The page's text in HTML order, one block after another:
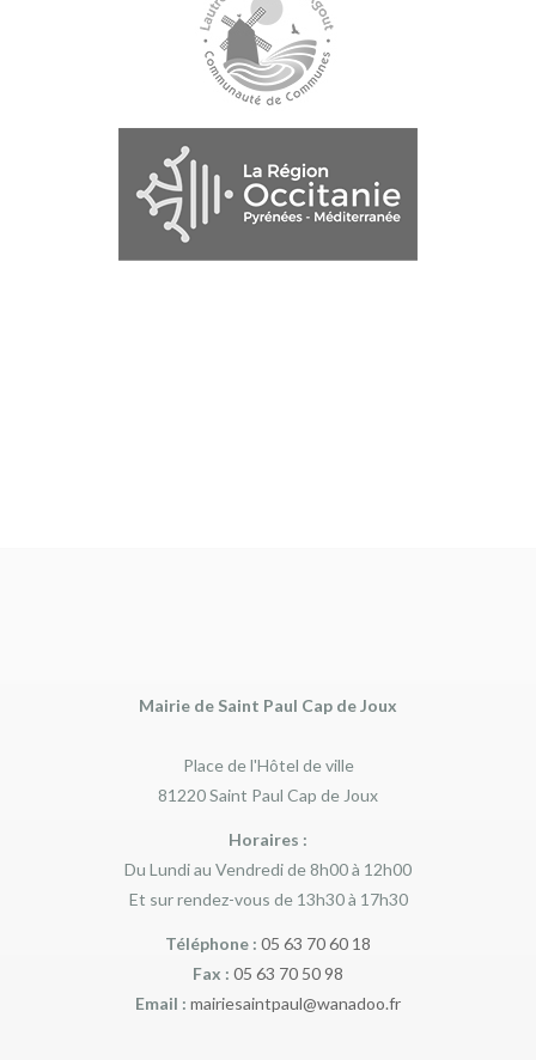
Mairie de Saint Paul Cap de Joux
Place de l'Hôtel de ville
81220 Saint Paul Cap de Joux
Horaires :
Du Lundi au Vendredi de 8h00 à 12h00
Et sur rendez-vous de 13h30 à 17h30
Téléphone : 05 63 70 60 18
Fax : 05 63 70 50 98
Email : mairiesaintpaul@wanadoo.fr